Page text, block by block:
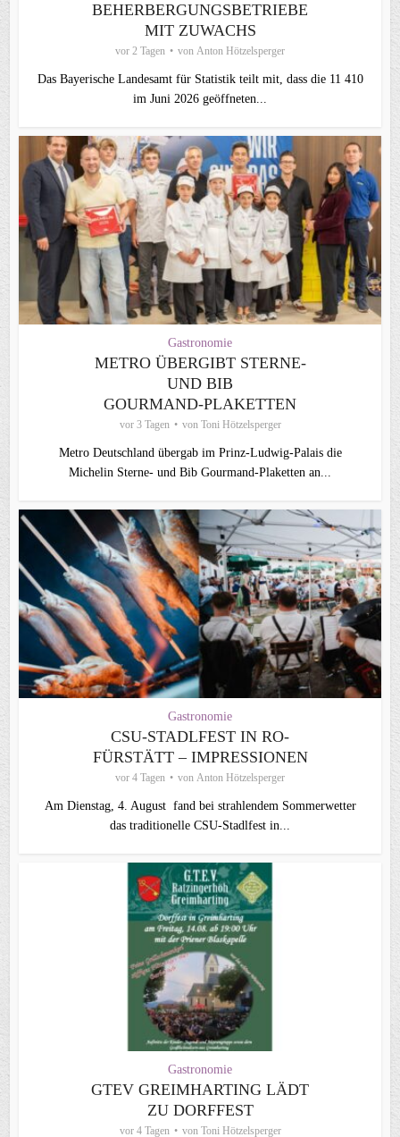
BEHERBERGUNGSBETRIEBE
MIT ZUWACHS
vor 2 Tagen von Anton Hötzelsperger
Das Bayerische Landesamt für Statistik teilt mit, dass die 11 410
im Juni 2026 geöffneten...
Gastronomie
METRO ÜBERGIBT STERNE-
UND BIB
GOURMAND‑PLAKETTEN
vor 3 Tagen von Toni Hötzelsperger
Metro Deutschland übergab im Prinz-Ludwig-Palais die
Michelin Sterne- und Bib Gourmand-Plaketten an...
Gastronomie
CSU-STADLFEST IN RO-
FÜRSTÄTT – IMPRESSIONEN
vor 4 Tagen von Anton Hötzelsperger
Am Dienstag, 4. August fand bei strahlendem Sommerwetter
das traditionelle CSU-Stadlfest in...
Gastronomie
GTEV GREIMHARTING LÄDT
ZU DORFFEST
vor 4 Tagen von Toni Hötzelsperger